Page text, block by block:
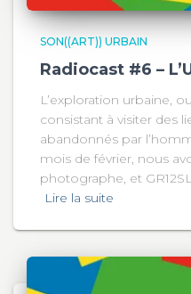
SON((ART)) URBAIN
Radiocast #6 –
L’exploration urbaine,
consistant à visiter des
abandonnés par
mois de février, nous
photographe, et
Lire la suite